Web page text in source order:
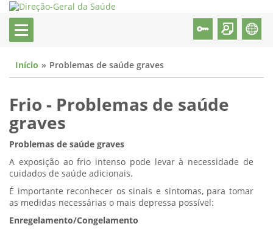
Início Problemas de saúde graves
Frio - Problemas de saúde
graves
Problemas de saúde graves
A exposição ao frio intenso pode levar à necessidade de
cuidados de saúde adicionais.
É importante reconhecer os sinais e sintomas, para tomar
as medidas necessárias o mais depressa possível:
Enregelamento/Congelamento